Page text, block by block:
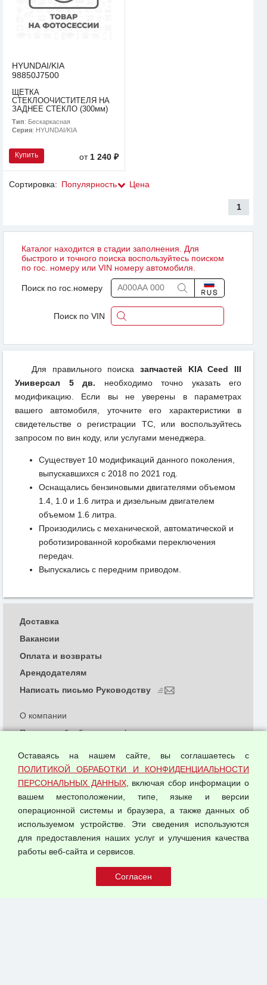
HYUNDAI/KIA
98850J7500
ЩЕТКА
СТЕКЛООЧИСТИТЕЛЯ НА
ЗАДНЕЕ СТЕКЛО (300мм)
Тип: Бескаркасная
Серия: HYUNDAI/KIA
Купить от 1 240 ₽
Сортировка: Популярность Цена
1
Каталог находится в стадии заполнения. Для
быстрого и точного поиска воспользуйтесь поиском
по гос. номеру или VIN номеру автомобиля.
Поиск по гос.номеру
Поиск по VIN
Для правильного поиска запчастей KIA Ceed III
Универсал 5 дв. необходимо точно указать его
модификацию. Если вы не уверены в параметрах
вашего автомобиля, уточните его характеристики в
свидетельстве о регистрации ТС, или воспользуйтесь
запросом по вин коду, или услугами менеджера.
Существует 10 модификаций данного поколения,
выпускавшихся с 2018 по 2021 год.
Оснащались бензиновыми двигателями объемом
1.4, 1.0 и 1.6 литра и дизельным двигателем
объемом 1.6 литра.
Произодились с механической, автоматической и
роботизированной коробками переключения
передач.
Выпускались с передним приводом.
© 2026 ООО "Феникс"
О компании
Политика обработки и конфиденциальности
Согласием на обработку персональных данных
Оферта оптовой купли-продажи
Публичная оферта
Доставка
Вакансии
Оплата и возвраты
Арендодателям
Написать письмо Руководству
Оставаясь на нашем сайте, вы соглашаетесь с
ПОЛИТИКОЙ ОБРАБОТКИ И КОНФИДЕНЦИАЛЬНОСТИ
ПЕРСОНАЛЬНЫХ ДАННЫХ, включая сбор информации о
вашем местоположении, типе, языке и версии
операционной системы и браузера, а также данных об
используемом устройстве. Эти сведения используются
для предоставления наших услуг и улучшения качества
работы веб-сайта и сервисов.